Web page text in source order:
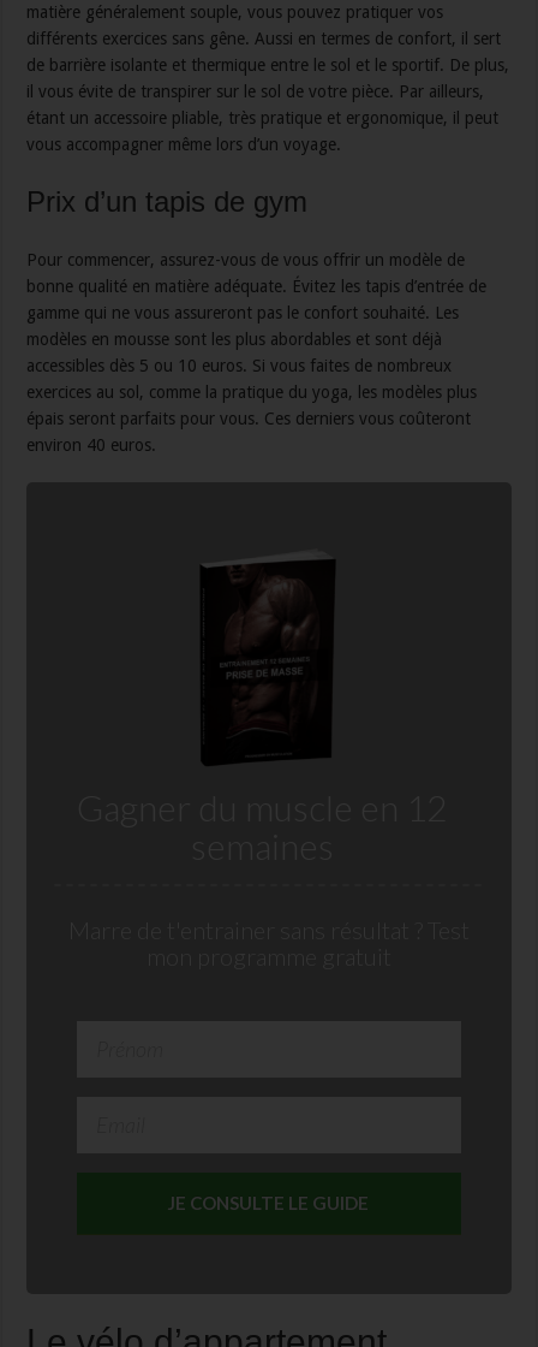
matière généralement souple, vous pouvez pratiquer vos
différents exercices sans gêne. Aussi en termes de confort, il sert
de barrière isolante et thermique entre le sol et le sportif. De plus,
il vous évite de transpirer sur le sol de votre pièce. Par ailleurs,
étant un accessoire pliable, très pratique et ergonomique, il peut
vous accompagner même lors d’un voyage.
Prix d’un tapis de gym
Pour commencer, assurez-vous de vous offrir un modèle de
bonne qualité en matière adéquate. Évitez les tapis d’entrée de
gamme qui ne vous assureront pas le confort souhaité. Les
modèles en mousse sont les plus abordables et sont déjà
accessibles dès 5 ou 10 euros. Si vous faites de nombreux
exercices au sol, comme la pratique du yoga, les modèles plus
épais seront parfaits pour vous. Ces derniers vous coûteront
environ 40 euros.
JE CONSULTE LE GUIDE